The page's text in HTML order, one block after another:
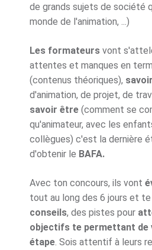
de grands sujets de société
monde de l'animation, ...)
Les formateurs vont
attentes et manques en
(contenus théoriques),
d'animation, de projet, de
savoir être (comment se
qu'animateur, avec les
collègues) c'est la dernière
d'obtenir le BAFA.
Avec ton concours, ils vont
tout au long des 6 jours et te
conseils, des pistes pour
objectifs te permettant de
étape . Sois attentif à leurs